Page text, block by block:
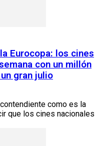
Eurocopa: los cines
con un millón
gran julio
como es la
que los cines nacionales